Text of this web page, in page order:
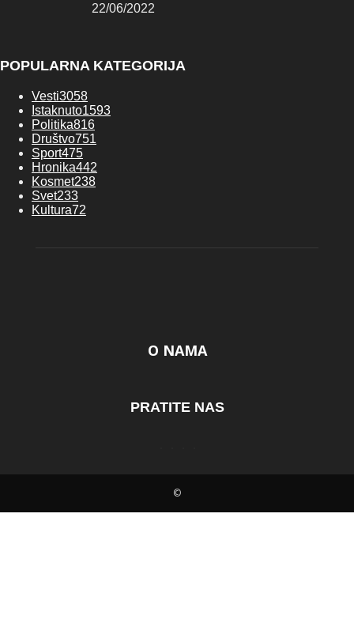
22/06/2022
POPULARNA KATEGORIJA
Vesti3058
Istaknuto1593
Politika816
Društvo751
Sport475
Hronika442
Kosmet238
Svet233
Kultura72
O NAMA
PRATITE NAS
©